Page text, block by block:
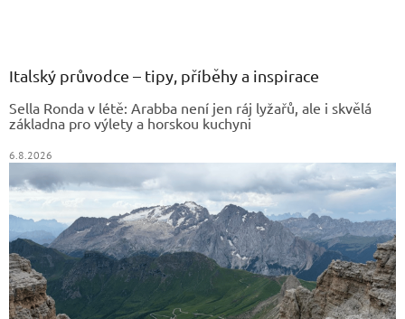
Italský průvodce – tipy, příběhy a inspirace
Sella Ronda v létě: Arabba není jen ráj lyžařů, ale i skvělá
základna pro výlety a horskou kuchyni
6.8.2026